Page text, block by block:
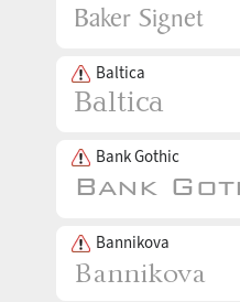
Baltica
Bank Gothic
Bannikova